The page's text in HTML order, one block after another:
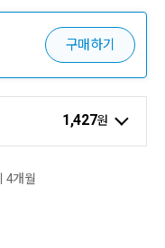
구매하기
1,427원
4개월